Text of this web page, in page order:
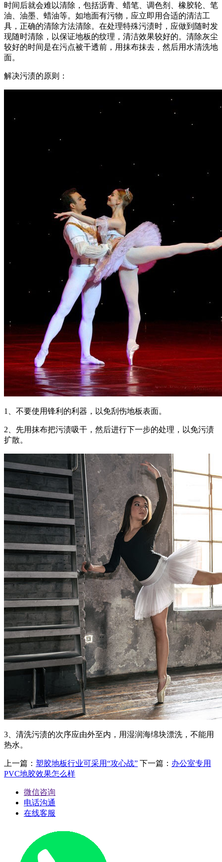
时间后就会难以清除，包括沥青、蜡笔、调色剂、橡胶轮、笔
油、油墨、蜡油等。如地面有污物，应立即用合适的清洁工
具，正确的清除方法清除。在处理特殊污渍时，应做到随时发
现随时清除，以保证地板的纹理，清洁效果较好的。清除灰尘
较好的时间是在污点被干透前，用抹布抹去，然后用水清洗地
面。
解决污渍的原则：
1、不要使用锋利的利器，以免刮伤地板表面。
2、先用抹布把污渍吸干，然后进行下一步的处理，以免污渍
扩散。
3、清洗污渍的次序应由外至内，用湿润海绵块漂洗，不能用
热水。
上一篇： 塑胶地板行业可采用“攻心战” 下一篇： 办公室专用
PVC地胶效果怎么样
微信咨询
电话沟通
在线客服